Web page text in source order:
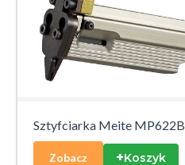
Sztyfciarka Meite MP622B
Zobacz +Koszyk